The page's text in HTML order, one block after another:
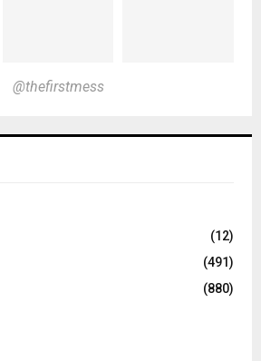
@thefirstmess
(12)
(491)
(880)